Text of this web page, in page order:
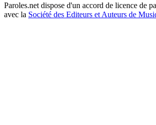
Paroles.net dispose d'un accord de licence de
avec la Société des Editeurs et Auteurs de